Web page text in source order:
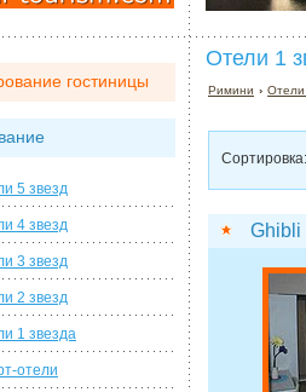
Отели 1
Римини ›
Сортировка:
Ghibli
гостиницы
5 звезд
4 звезд
3 звезд
2 звезд
1 звезда
отели